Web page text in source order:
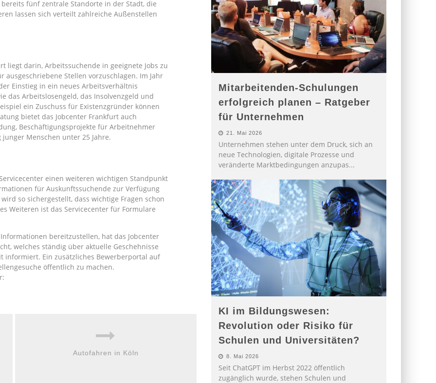
fünf zentrale Standorte in der Stadt, die
lassen sich verteilt zahlreiche Außenstellen
liegt darin, Arbeitssuchende in geeignete Jobs zu
Stellen vorzuschlagen. Im Jahr
Einstieg in ein neues Arbeitsverhältnis
das Arbeitslosengeld, das Insolvenzgeld und
ein Zuschuss für Existenzgründer können
bietet das Jobcenter Frankfurt auch
Beschäftigungsprojekte für Arbeitnehmer
Menschen unter 25 Jahre.
einen weiteren wichtigen Standpunkt
für Auskunftssuchende zur Verfügung
so sichergestellt, dass wichtige Fragen schon
Weiteren ist das Servicecenter für Formulare
bereitzustellen, hat das Jobcenter
welches ständig über aktuelle Geschehnisse
informiert. Ein zusätzliches Bewerberportal auf
öffentlich zu machen.
Autofahren in Köln
Mitarbeitenden-Schulungen
erfolgreich planen – Ratgeber
für Unternehmen
21. Mai 2026
Unternehmen stehen unter dem Druck, sich an
neue Technologien, digitale Prozesse und
veränderte Marktbedingungen anzupas...
KI im Bildungswesen:
Revolution oder Risiko für
Schulen und Universitäten?
8. Mai 2026
Seit ChatGPT im Herbst 2022 öffentlich
zugänglich wurde, stehen Schulen und